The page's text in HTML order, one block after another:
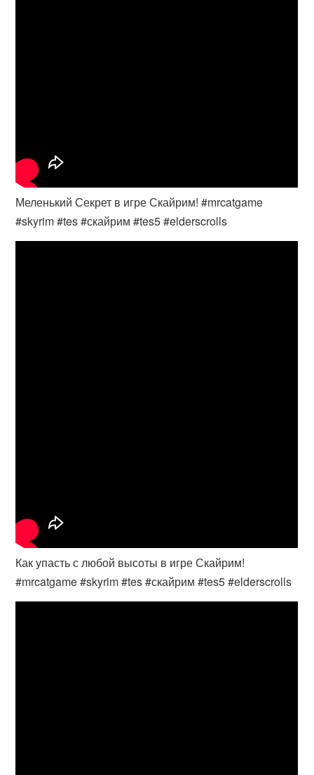
Меленький Секрет в игре Скайрим! #mrcatgame
#skyrim #tes #скайрим #tes5 #elderscrolls
Как упасть с любой высоты в игре Скайрим!
#mrcatgame #skyrim #tes #скайрим #tes5 #elderscrolls